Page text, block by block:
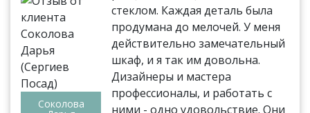
Соколова
стеклом. Каждая деталь была
продумана до мелочей. У меня
действительно замечательный
шкаф, и я так им довольна.
Дизайнеры и мастера
профессионалы, и работать с
ними - одно удовольствие. Они